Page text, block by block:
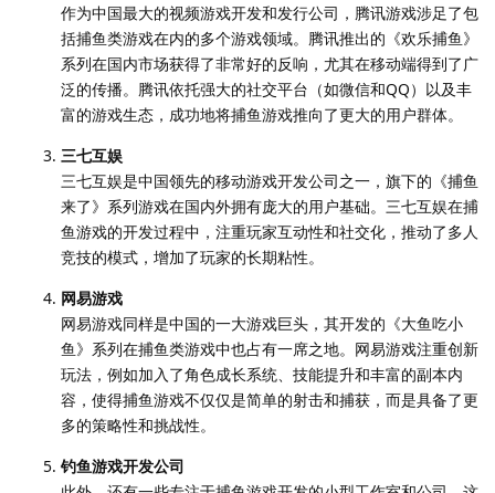
作为中国最大的视频游戏开发和发行公司，腾讯游戏涉足了包
括捕鱼类游戏在内的多个游戏领域。腾讯推出的《欢乐捕鱼》
系列在国内市场获得了非常好的反响，尤其在移动端得到了广
泛的传播。腾讯依托强大的社交平台（如微信和QQ）以及丰
富的游戏生态，成功地将捕鱼游戏推向了更大的用户群体。
三七互娱
三七互娱是中国领先的移动游戏开发公司之一，旗下的《捕鱼
来了》系列游戏在国内外拥有庞大的用户基础。三七互娱在捕
鱼游戏的开发过程中，注重玩家互动性和社交化，推动了多人
竞技的模式，增加了玩家的长期粘性。
网易游戏
网易游戏同样是中国的一大游戏巨头，其开发的《大鱼吃小
鱼》系列在捕鱼类游戏中也占有一席之地。网易游戏注重创新
玩法，例如加入了角色成长系统、技能提升和丰富的副本内
容，使得捕鱼游戏不仅仅是简单的射击和捕获，而是具备了更
多的策略性和挑战性。
钓鱼游戏开发公司